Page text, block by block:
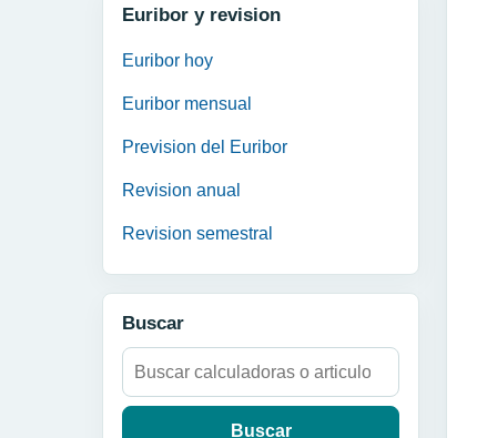
Euribor y revision
Euribor hoy
Euribor mensual
Prevision del Euribor
Revision anual
Revision semestral
Buscar
Buscar: